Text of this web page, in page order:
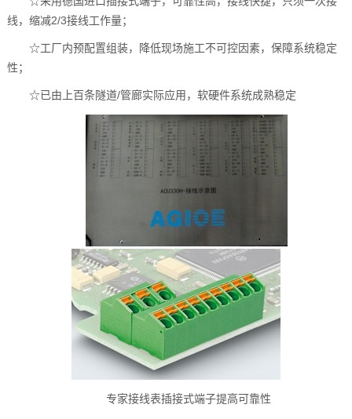
线，缩减2/3接线工作量；
☆工厂内预配置组装，降低现场施工不可控因素，保障系统稳定
性；
☆已由上百条隧道/管廊实际应用，软硬件系统成熟稳定
专家接线表插接式端子提高可靠性